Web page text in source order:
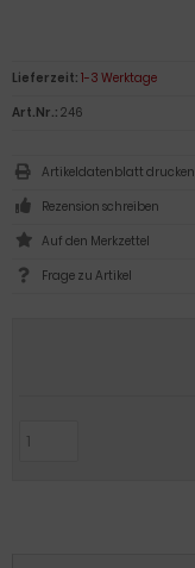
Lieferzeit: 1-3 Werktage
Art.Nr.: 246
Artikeldatenblatt drucken
Rezension schreiben
Frage zu Artikel